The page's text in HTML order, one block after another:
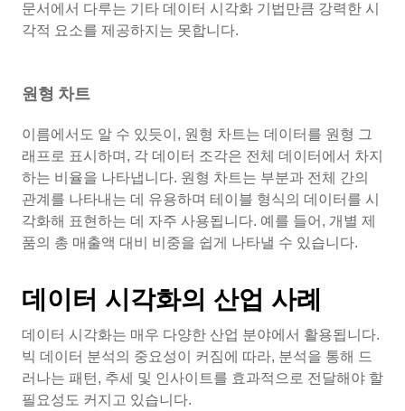
문서에서 다루는 기타 데이터 시각화 기법만큼 강력한 시
각적 요소를 제공하지는 못합니다.
원형 차트
이름에서도 알 수 있듯이, 원형 차트는 데이터를 원형 그
래프로 표시하며, 각 데이터 조각은 전체 데이터에서 차지
하는 비율을 나타냅니다. 원형 차트는 부분과 전체 간의
관계를 나타내는 데 유용하며 테이블 형식의 데이터를 시
각화해 표현하는 데 자주 사용됩니다. 예를 들어, 개별 제
품의 총 매출액 대비 비중을 쉽게 나타낼 수 있습니다.
데이터 시각화의 산업 사례
데이터 시각화는 매우 다양한 산업 분야에서 활용됩니다.
빅 데이터 분석의 중요성이 커짐에 따라, 분석을 통해 드
러나는 패턴, 추세 및 인사이트를 효과적으로 전달해야 할
필요성도 커지고 있습니다.